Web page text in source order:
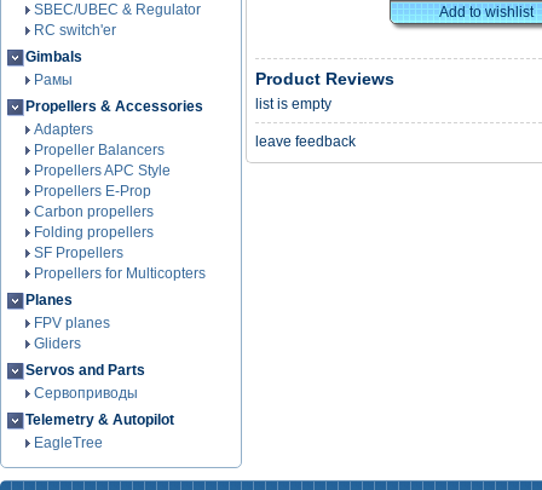
SBEC/UBEC & Regulator
RC switch'er
Gimbals
Рамы
Propellers & Accessories
Adapters
Propeller Balancers
Propellers APC Style
Propellers E-Prop
Carbon propellers
Folding propellers
SF Propellers
Propellers for Multicopters
Planes
FPV planes
Gliders
Servos and Parts
Сервоприводы
Telemetry & Autopilot
EagleTree
Add to wishlist
Product Reviews
list is empty
leave feedback